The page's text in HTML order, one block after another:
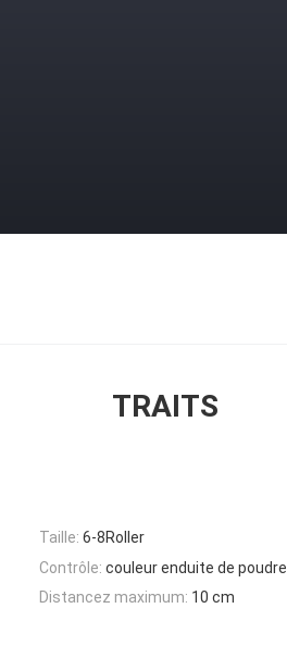
TRAITS
Taille: 6-8Roller
Contrôle: couleur enduite de poudre
Distancez maximum: 10 cm